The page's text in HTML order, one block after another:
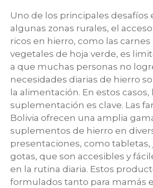
Uno de los principales desafíos
algunas zonas rurales, el
ricos en hierro, como las carnes
vegetales de hoja verde, es
a que muchas personas no
necesidades diarias de hierro
la alimentación. En estos casos,
suplementación es clave. Las
Bolivia ofrecen una amplia
suplementos de hierro en
presentaciones, como tabletas,
gotas, que son accesibles y
en la rutina diaria. Estos
formulados tanto para mamás